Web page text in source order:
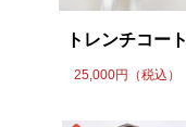
トレンチコート
25,000円（税込）